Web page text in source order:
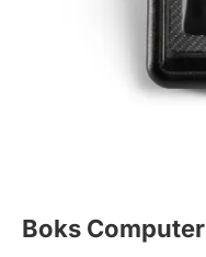
Boks Computer